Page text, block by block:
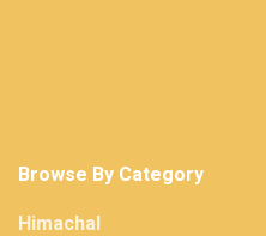
Browse By Category
Himachal